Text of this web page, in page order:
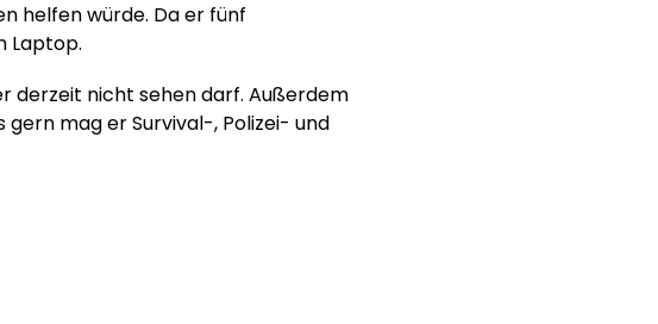
helfen würde. Da er fünf
Laptop.
derzeit nicht sehen darf. Außerdem
mag er Survival-, Polizei- und